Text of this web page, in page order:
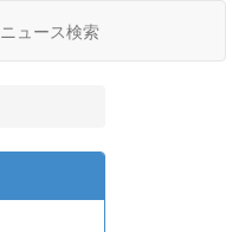
ニュース検索